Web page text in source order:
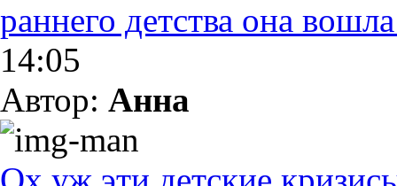
раннего детства она
14:05
Автор: Анна